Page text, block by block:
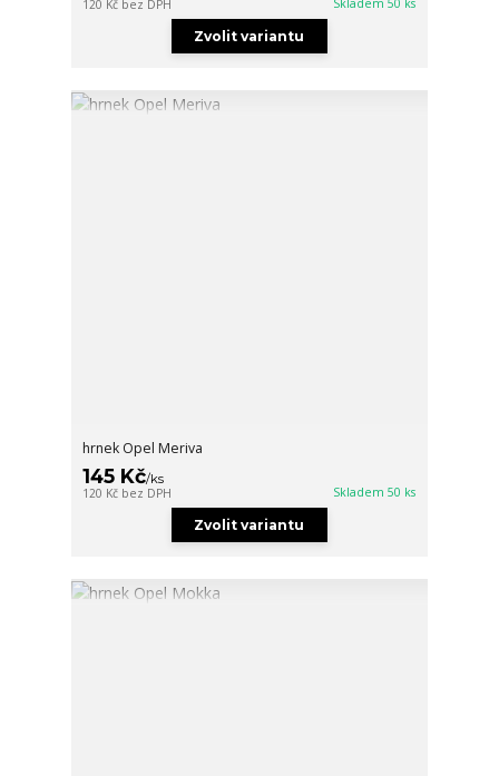
120 Kč bez DPH
Zvolit variantu
hrnek Opel Meriva
145 Kč/ks
120 Kč bez DPH Skladem 50 ks
Zvolit variantu